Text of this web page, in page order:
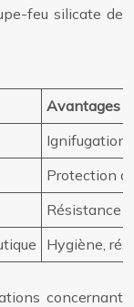
feu silicate de
Avantages
Ignifugation
Protection
Résistance
Hygiène,
concernant